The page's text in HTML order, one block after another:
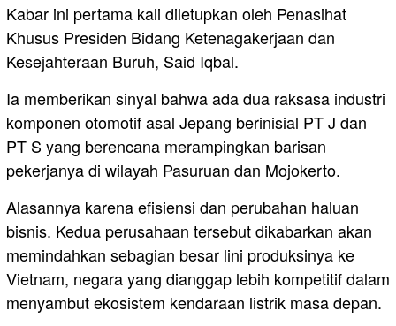
Kabar ini pertama kali diletupkan oleh Penasihat
Khusus Presiden Bidang Ketenagakerjaan dan
Kesejahteraan Buruh, Said Iqbal.
Ia memberikan sinyal bahwa ada dua raksasa industri
komponen otomotif asal Jepang berinisial PT J dan
PT S yang berencana merampingkan barisan
pekerjanya di wilayah Pasuruan dan Mojokerto.
Alasannya karena efisiensi dan perubahan haluan
bisnis. Kedua perusahaan tersebut dikabarkan akan
memindahkan sebagian besar lini produksinya ke
Vietnam, negara yang dianggap lebih kompetitif dalam
menyambut ekosistem kendaraan listrik masa depan.